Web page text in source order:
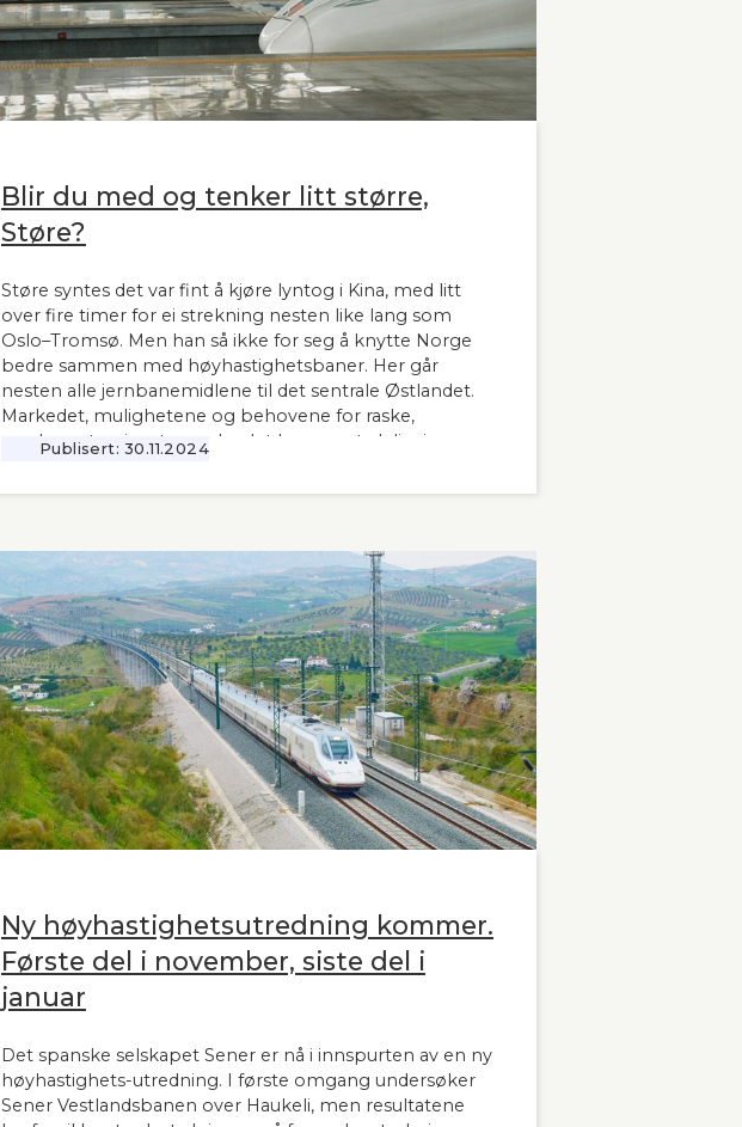
Blir du med og tenker litt større,
Støre?
Støre syntes det var fint å kjøre lyntog i Kina, med litt
over fire timer for ei strekning nesten like lang som
Oslo–Tromsø. Men han så ikke for seg å knytte Norge
bedre sammen med høyhastighetsbaner. Her går
nesten alle jernbanemidlene til det sentrale Østlandet.
Markedet, mulighetene og behovene for raske,
moderne tog i resten av landet har man tydeligvis
Lyntogforum Vestlandsbanen kronikken sin i Stavanger
Publisert: 30.11.2024
Ny høyhastighetsutredning kommer.
Første del i november, siste del i
januar
Det spanske selskapet Sener er nå i innspurten av en ny
høyhastighets-utredning. I første omgang undersøker
Sener Vestlandsbanen over Haukeli, men resultatene